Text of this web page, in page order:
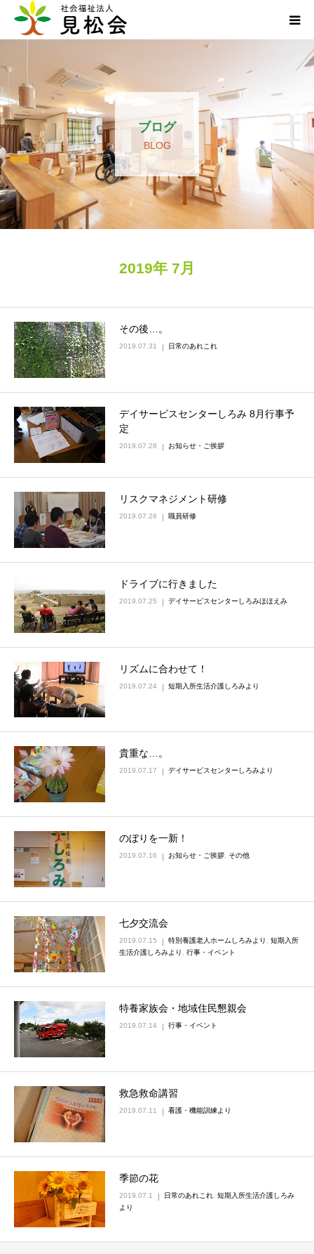
ブログ
BLOG
2019年 7月
その後…。
2019.07.31 日常のあれこれ
デイサービスセンターしろみ 8月行事予
定
2019.07.28 お知らせ・ご挨拶
リスクマネジメント研修
2019.07.26 職員研修
ドライブに行きました
2019.07.25 デイサービスセンターしろみほほえみ
リズムに合わせて！
2019.07.24 短期入所生活介護しろみより
貴重な…。
2019.07.17 デイサービスセンターしろみより
のぼりを一新！
2019.07.16 お知らせ・ご挨拶, その他
七夕交流会
2019.07.15 特別養護老人ホームしろみより
短期入所
生活介護しろみより
行事・イベント
特養家族会・地域住民懇親会
2019.07.14 行事・イベント
救急救命講習
2019.07.11 看護・機能訓練より
季節の花
2019.07.1 日常のあれこれ 短期入所生活介護しろみ
より
施設案内
サービス内容
求人・ボランティア
アクセス